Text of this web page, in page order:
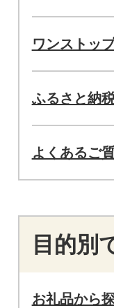
ワンストッ
ふるさと納
よくあるご
目的別
お礼品から